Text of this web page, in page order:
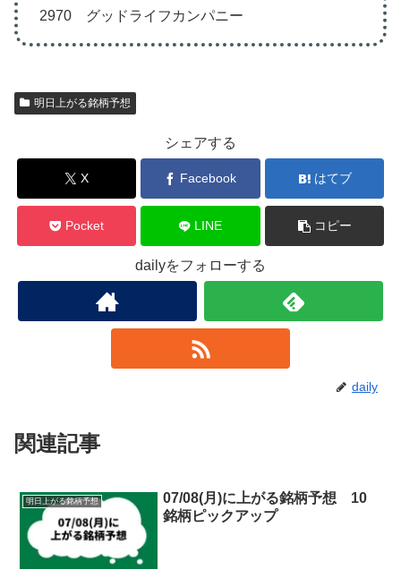
2970 グッドライフカンパニー
明日上がる銘柄予想
シェアする
X Facebook はてブ
Pocket LINE コピー
dailyをフォローする
daily
関連記事
明日上がる銘柄予想
07/08(月)に上がる銘柄予想 10
銘柄ピックアップ